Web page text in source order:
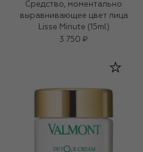
Средство, моментально
выравнивающее цвет лица
Lisse Minute (15ml)
3 750 ₽